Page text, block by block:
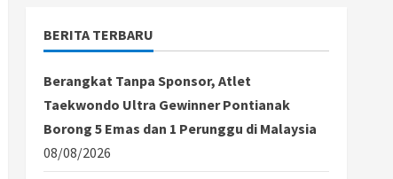
BERITA TERBARU
Berangkat Tanpa Sponsor, Atlet
Taekwondo Ultra Gewinner Pontianak
Borong 5 Emas dan 1 Perunggu di Malaysia
08/08/2026